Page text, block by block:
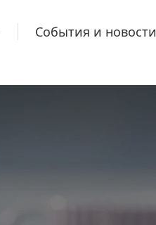
События и новости